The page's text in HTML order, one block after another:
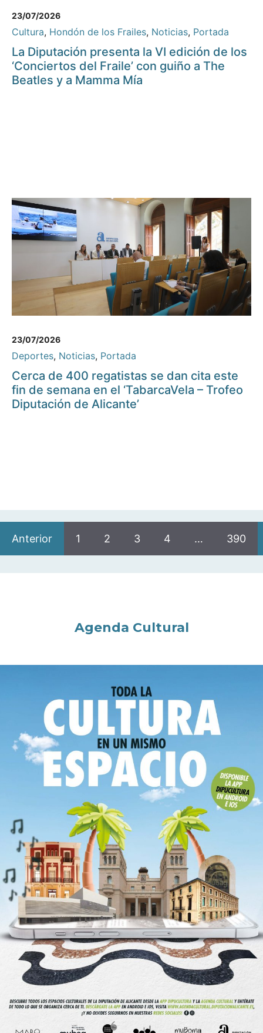
23/07/2026
Cultura, Hondón de los Frailes, Noticias, Portada
La Diputación presenta la VI edición de los
‘Conciertos del Fraile’ con guiño a The
Beatles y a Mamma Mía
23/07/2026
Deportes, Noticias, Portada
Cerca de 400 regatistas se dan cita este
fin de semana en el ‘TabarcaVela – Trofeo
Diputación de Alicante’
Anterior 1 2 3 4 … 390
Agenda Cultural